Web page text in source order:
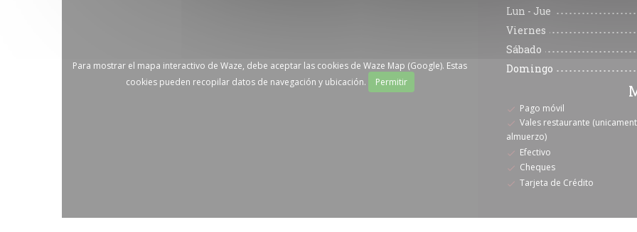
Para mostrar el mapa interactivo de Waze, debe aceptar las cookies de Waze Map (Google). Estas
cookies pueden recopilar datos de navegación y ubicación.
Permitir
Lun - Jue
Viernes
Sábado
Domingo
Pago móvil
Vales restaurante
almuerzo)
Efectivo
Cheques
Tarjeta de Crédito